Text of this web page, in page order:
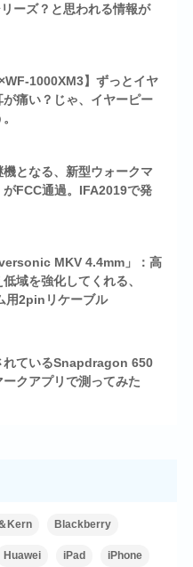
ーズ？と思われる情報が
1000XM3】ずっとイヤ
痛い？じゃ、イヤーピー
となる、新型ウォークマ
がFCC通過。IFA2019で発
MKV 4.4mm」：高
域を強化してくれる、
用2pinリケーブル
れているSnapdragon 650
クアプリで測ってみた
Kern Blackberry
Huawei iPad iPhone